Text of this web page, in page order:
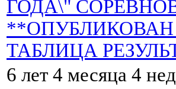
ГОДА\"
ТАБЛИЦА
6 лет 4 месяца 4